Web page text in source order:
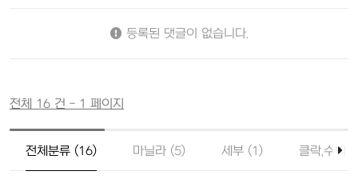
등록된 댓글이 없습니다.
전체 16 건 - 1 페이지
전체분류 (16) 마닐라 (5) 세부 (1) 클락,수빅